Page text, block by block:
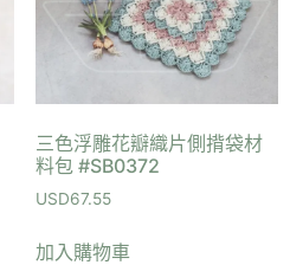
三色浮雕花瓣織片側揹袋材
料包 #SB0372
USD67.55
加入購物車